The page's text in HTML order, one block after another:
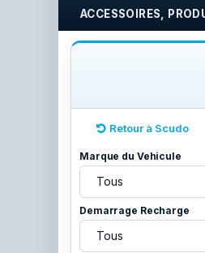
ACCESSOIRES,
Retour à Scudo
Marque du Vehicule
Demarrage Recharge